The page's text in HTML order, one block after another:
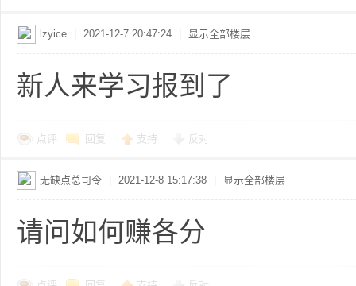
lzyice 2021-12-7 20:47:24 显示全部楼层
新人来学习报到了
点评 回复 支持 反对
无缺点总司令 2021-12-8 15:17:38 显示全部楼层
请问如何赚各分